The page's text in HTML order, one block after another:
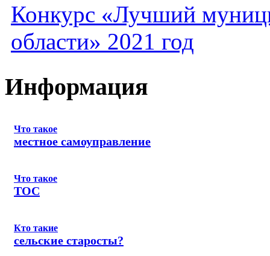
Конкурс «Лучший
области» 2021 год
Информация
Что такое
местное самоуправление
Что такое
ТОС
Кто такие
сельские старосты?